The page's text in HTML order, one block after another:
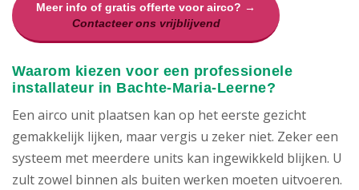
Meer info of gratis offerte voor airco? →
Contacteer ons vrijblijvend
Waarom kiezen voor een professionele
installateur in Bachte-Maria-Leerne?
Een airco unit plaatsen kan op het eerste gezicht
gemakkelijk lijken, maar vergis u zeker niet. Zeker een
systeem met meerdere units kan ingewikkeld blijken. U
zult zowel binnen als buiten werken moeten uitvoeren.